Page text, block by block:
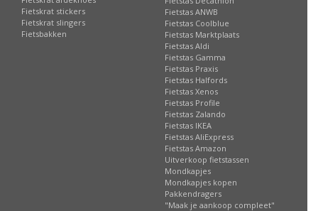
Fietskrat stickers
Fietskrat slingers
Fietsbakken
Fietstas ANWB
Fietstas Coolblue
Fietstas Marktplaats
Fietstas Aldi
Fietstas Gamma
Fietstas Praxis
Fietstas Halfords
Fietstas Xenos
Fietstas Profile
Fietstas Zalando
Fietstas IKEA
Fietstas AliExpress
Fietstas Amazon
Uitverkoop fietstassen
Mondkapjes
Mondkapjes kopen
Pakkendragers
"Maak je aankoop compleet"